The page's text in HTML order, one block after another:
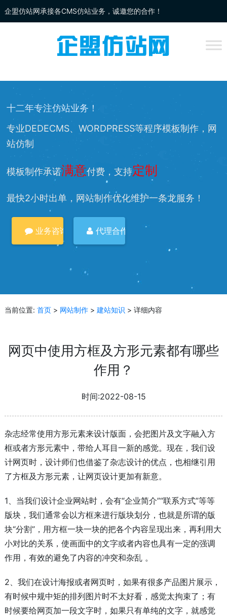
企盟仿站网承接各CMS仿站业务，诚邀您的合作！
DEDECMS仿站 、WORDPRESS仿站
、网站兼容等服务，欢迎您的访问！
十二年专注仿站业务！
专业DEDECMS、WORDPRESS等程序模板制作，网
站仿制
模板制作承诺满意付费，支持定制
最快2小时出单，网站制作优化维护一条龙服务！
业务咨询 代理合作
当前位置: 首页> 网站制作> 建站知识 > 详细内容
网页中使用方框及方形元素都有哪些
作用？
时间:2022-08-15
杂志经常使用方形元素来设计版面，会把图片及文字融入方
框或者方形元素中，带给人耳目一新的感觉。现在，我们设
计网页时，设计师们也借鉴了杂志设计的优点，也相继引用
了方框及方形元素，让网页设计更加有新意。
1、当我们设计企业网站时，会有“企业简介”“联系方式”等等
版块，我们通常会以方框来进行版块划分，也就是所谓的版
块“分割”，用方框一块一块的把各个内容呈现出来，再利用大
小对比的关系，使画面中的文字或者内容也具有一定的强调
作用，有效的避免了内容的冲突和杂乱 。
2、我们在设计海报或者网页时，如果有很多产品图片展示，
有时候中规中矩的排列图片时不太好看，感觉太拘束了；有
时候要给网页加一段文字时，如果只有单纯的文字，就感觉